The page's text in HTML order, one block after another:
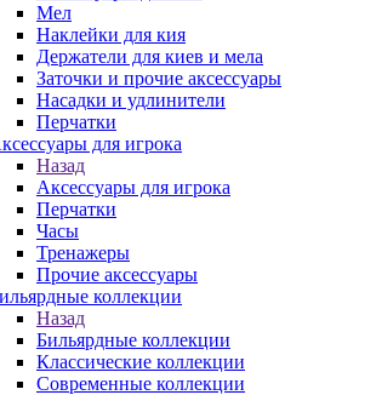
Мел
Наклейки для кия
Держатели для киев и мела
Заточки и прочие аксессуары
Насадки и удлинители
Перчатки
для игрока
Назад
Аксессуары для игрока
Перчатки
Часы
Тренажеры
Прочие аксессуары
коллекции
Назад
Бильярдные коллекции
Классические коллекции
Современные коллекции